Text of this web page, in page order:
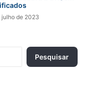
julho de 2023
Pesquisar
por: